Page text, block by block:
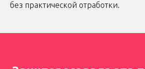
без практической отработки.